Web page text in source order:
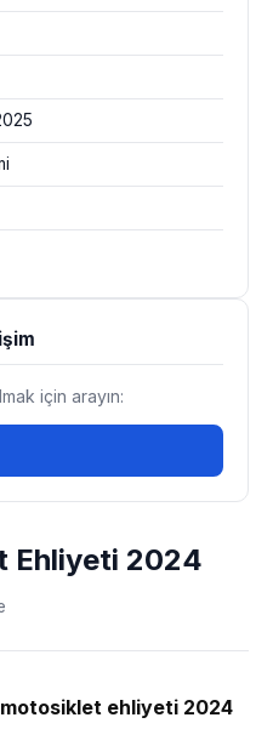
Ehliyeti 2024
ehliyeti 2024
için arayın: